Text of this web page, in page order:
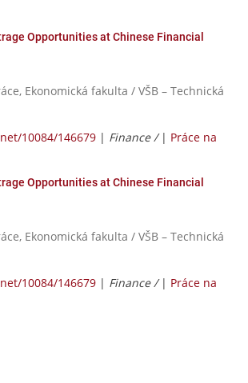
Opportunities at Chinese Financial
Ekonomická fakulta / VŠB – Technická
10084/146679 | Finance / | Práce na
Opportunities at Chinese Financial
Ekonomická fakulta / VŠB – Technická
10084/146679 | Finance / | Práce na